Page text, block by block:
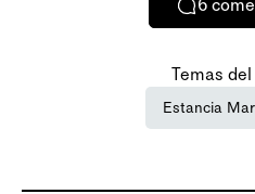
6
Temas
Estancia